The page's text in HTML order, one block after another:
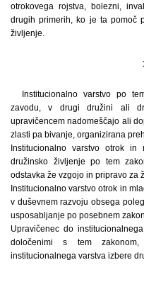
otrokovega rojstva, bolezni,
drugih primerih, ko je ta pomoč
življenje.
Institucionalno varstvo po
zavodu, v drugi družini ali
upravičencem nadomeščajo ali
zlasti pa bivanje, organizirana
Institucionalno varstvo otrok in
družinsko življenje po tem
odstavka že vzgojo in pripravo za
Institucionalno varstvo otrok in
v duševnem razvoju obsega
usposabljanje po posebnem
Upravičenec do
določenimi s tem
institucionalnega varstva izbere